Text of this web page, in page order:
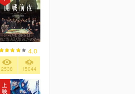
4.0
2538 15044